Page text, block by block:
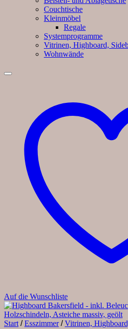
Couchtische
Kleinmöbel
Regale
Systemprogramme
Vitrinen, Highboard,
Wohnwände
Auf die Wunschliste
Start / Esszimmer / Vitrinen,